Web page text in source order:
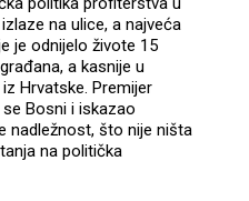
na ulice, a najveća
je odnijelo živote 15
a kasnije u
Hrvatske. Premijer
Bosni i iskazao
nadležnost, što nije ništa
na politička